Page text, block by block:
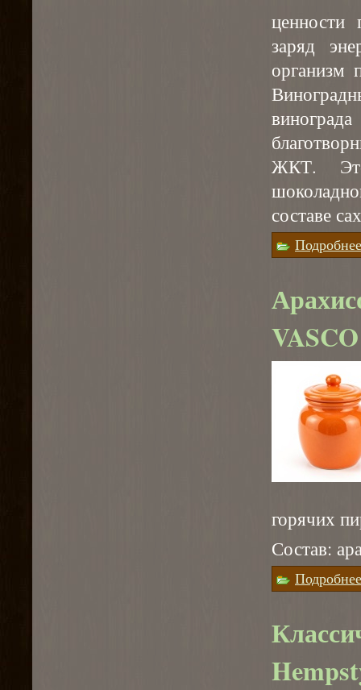
ценности
заряд
организм
ЖКТ.
составе
Подробнее
горячих
Состав:
Подробнее